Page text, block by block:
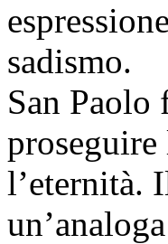
sadismo.
San Paolo
proseguire
l’eternità.